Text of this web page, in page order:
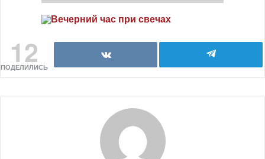
12
ПОДЕЛИЛИСЬ